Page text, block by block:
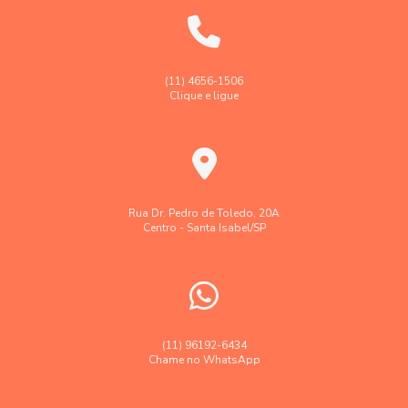
Empresa de topografia e georreferenciamento
Empresa faz levantamento topográfico georreferenciado
Georreferenciamento de imóveis rurais em sp
Laudo técnico levantamento aerofotogramétrico
Levantamento aerofotogramétrico
Levantamento topográfico georreferenciado
Levantamento topográfico preço
(11) 4656-1506
Clique e ligue
Rua Dr. Pedro de Toledo, 20A
Centro - Santa Isabel/SP
(11) 96192-6434
Chame no WhatsApp